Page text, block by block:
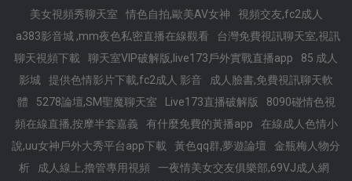
美女視頻秀聊天室 情色自拍,歐美AV女神
視頻交友,fc2成人
a383影音城 ,mm夜色私密直播在線觀看
台灣免費視訊聊天室,視訊
聊天視頻下載
聊天室VIP破解版,live173戶外實戰直播app
85 成人
影城
提供色情影片下載,fc2成人 影音
成人臉書,免費視訊聊天軟
體
5278論壇,SM聖魔聊天室 Live173直播破解版
8090碰情色視
頻在線直播,按摩半套嘉義
有什麼免費的黃播app
在線成人色情小
說,uu女神戶外大秀平台app下載
黃色qq群,夢遊論壇
金瓶梅人物分
析
成人線上,擼管專用視頻
一夜情美女交友俱樂部,69VJ成人網